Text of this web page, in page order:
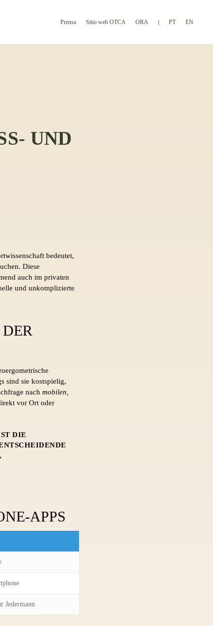
Prensa Sitio web OTCA ORA PT EN
UND
bedeutet,
Diese
auch im privaten
und unkomplizierte
sind sie kostspielig,
nach mobilen,
vor Ort oder
DIE
APPS
Jedermann